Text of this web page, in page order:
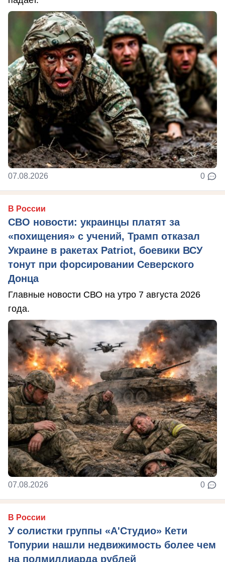
07.08.2026 0
В России
СВО новости: украинцы платят за
«похищения» с учений, Трамп отказал
Украине в ракетах Patriot, боевики ВСУ
тонут при форсировании Северского
Донца
Главные новости СВО на утро 7 августа 2026
года.
07.08.2026 0
В России
У солистки группы «А'Студио» Кети
Топурии нашли недвижимость более чем
на полмиллиарда рублей